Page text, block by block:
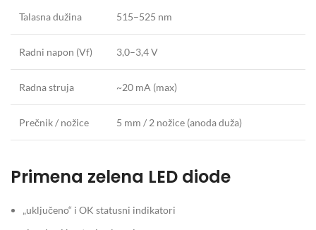
Talasna dužina 515–525 nm
Radni napon (Vf) 3,0–3,4 V
Radna struja ~20 mA (max)
Prečnik / nožice 5 mm / 2 nožice (anoda duža)
Primena zelena LED diode
„uključeno“ i OK statusni indikatori